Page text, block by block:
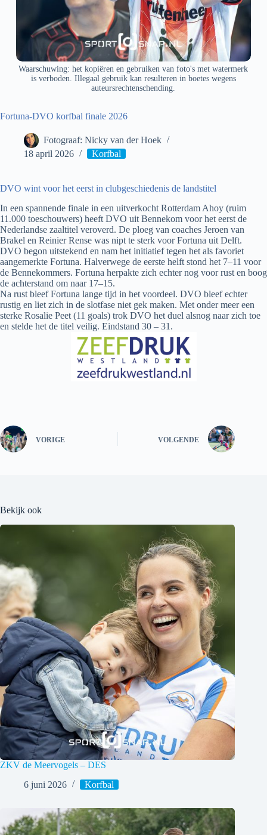
Waarschuwing: het kopiëren en gebruiken van foto's met watermerk
is verboden. Illegaal gebruik kan resulteren in boetes wegens
auteursrechtenschending.
Fortuna-DVO korfbal finale 2026
Fotograaf: Nicky van der Hoek
18 april 2026
Korfbal
DVO wint voor het eerst in clubgeschiedenis de landstitel
In een spannende finale in een uitverkocht Rotterdam Ahoy (ruim
11.000 toeschouwers) heeft DVO uit Bennekom voor het eerst de
Nederlandse zaaltitel veroverd. De ploeg van coaches Jeroen van
Brakel en Reinier Rense was nipt te sterk voor Fortuna uit Delft.
DVO begon uitstekend en nam het initiatief tegen het als favoriet
aangemerkte Fortuna. Halverwege de eerste helft stond het 7–11 voor
de Bennekommers. Fortuna herpakte zich echter nog voor rust en boog
de achterstand om naar 17–15.
Na rust bleef Fortuna lange tijd in het voordeel. DVO bleef echter
rustig en liet zich in de slotfase niet gek maken. Met onder meer een
sterke Rosalie Peet (11 goals) trok DVO het duel alsnog naar zich toe
en stelde het de titel veilig. Eindstand 30 – 31.
VORIGE VOLGENDE
Bekijk ook
ZKV de Meervogels – DES
6 juni 2026
Korfbal